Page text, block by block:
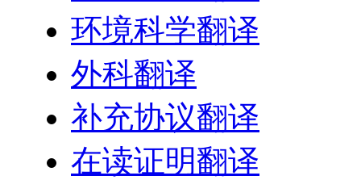
环境科学翻译
外科翻译
补充协议翻译
在读证明翻译